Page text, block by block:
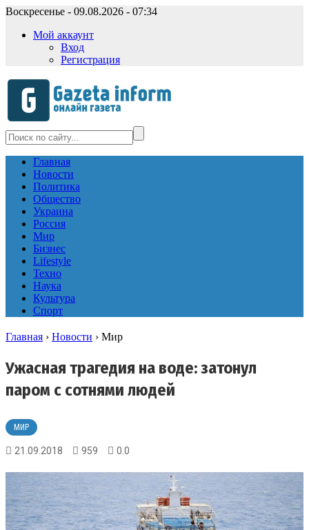
Воскресенье - 09.08.2026 - 07:34
Мой аккаунт
Вход
Регистрация
Главная
Новости
Политика
Общество
Украина
Россия
Мир
Бизнес
Lifestyle
Техно
Наука
Культура
Спорт
Главная › Новости › Мир
Ужасная трагедия на воде: затонул
паром с сотнями людей
МИР
21.09.2018 959 0.0